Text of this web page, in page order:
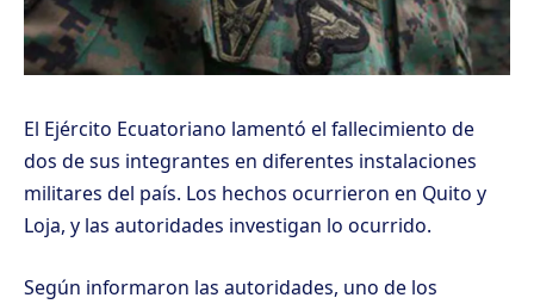
El Ejército Ecuatoriano lamentó el fallecimiento de
dos de sus integrantes en diferentes instalaciones
militares del país. Los hechos ocurrieron en Quito y
Loja, y las autoridades investigan lo ocurrido.
Según informaron las autoridades, uno de los